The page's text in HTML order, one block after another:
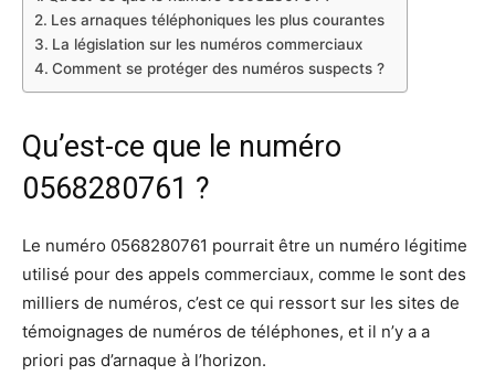
Les arnaques téléphoniques les plus courantes
La législation sur les numéros commerciaux
Comment se protéger des numéros suspects ?
Qu’est-ce que le numéro
0568280761 ?
Le numéro 0568280761 pourrait être un numéro légitime
utilisé pour des appels commerciaux, comme le sont des
milliers de numéros, c’est ce qui ressort sur les sites de
témoignages de numéros de téléphones, et il n’y a a
priori pas d’arnaque à l’horizon.